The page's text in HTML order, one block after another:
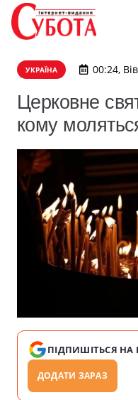
УКРАЇНА 00:24,
Церковне
кому
ПІДПИШІТЬСЯ НА
ДОДАТИ ЗАРАЗ